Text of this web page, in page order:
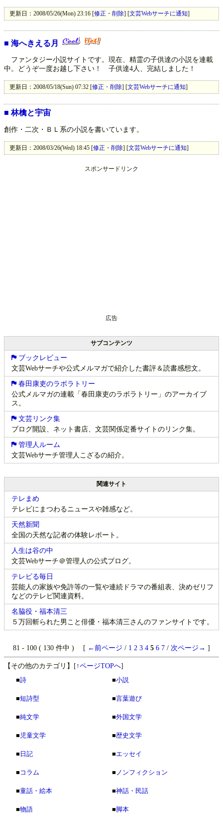
更新日：2008/05/26(Mon) 23:16 [修正・削除] [文芸Webサーチに通知]
■ 海へきえる月
ファンタジー小説サイトです。現在、精霊の子供達の小説を連載
中。どうぞ一度お越し下さい！ 子供達4人、完結しました！
更新日：2008/05/18(Sun) 07:32 [修正・削除] [文芸Webサーチに通知]
■ 林檎と宇宙
創作・二次・ＢＬ系の小説を書いています。
更新日：2008/03/26(Wed) 18:45 [修正・削除] [文芸Webサーチに通知]
スポンサードリンク
広告
サブコンテンツ
ブックレビュー
文芸Webサーチや公式メルマガで紹介した書評＆読書感想文。
春田康吏のラボラトリー
公式メルマガの連載「春田康吏のラボラトリー」のアーカイブ
ス。
文芸リンク集
ブログ開設、ネット書店、文芸関係定番サイトのリンク集。
管理人ルーム
文芸Webサーチ管理人こざるの紹介。
関連サイト
テレまめ
テレビにまつわるニュースや雑感など。
天然新聞
全国の天然な記者の体験レポート。
人生は谷の中
文芸Webサーチ＠管理人の公式ブログ。
テレビる毎日
芸能人の家族や免許等の一覧や連続ドラマの番組表、決めゼリフ
などのテレビ関連資料。
名脇役・福本清三
５万回斬られた男こと俳優・福本清三さんのファンサイトです。
81 - 100 ( 130 件中 ) [ ←前ページ / 1 2 3 4 5 6 7 / 次ページ→ ]
【その他のカテゴリ】 [ ↑ページTOPへ]
■詩 ■小説
■短詩型 ■言葉遊び
■純文学 ■外国文学
■ 児童文学 ■歴史文学
■ 日記 ■エッセイ
■ コラム ■ ノンフィクション
■童話・絵本 ■神話・民話
■物語 ■脚本